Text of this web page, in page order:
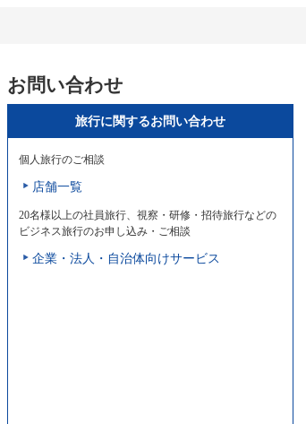
お問い合わせ
旅行に関するお問い合わせ
個人旅行のご相談
店舗一覧
20名様以上の社員旅行、視察・研修・招待旅行などの
ビジネス旅行のお申し込み・ご相談
企業・法人・自治体向けサービス